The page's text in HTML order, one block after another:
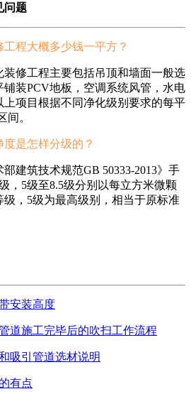
问题
程大概多少钱一平方？
修工程主要包括吊顶和墙面一般选
铺装PCV地板，空调系统风管，水电
项目根据不同净化级别要求的每平
间。
是怎样分级的？
建筑技术规范GB 50333-2013》手
，5级至8.5级分别以每立方米微颗
，5级为最高级别，相当于原标准
安装高度
道施工完毕后的吹扫工作流程
吸引管道选材说明
有点